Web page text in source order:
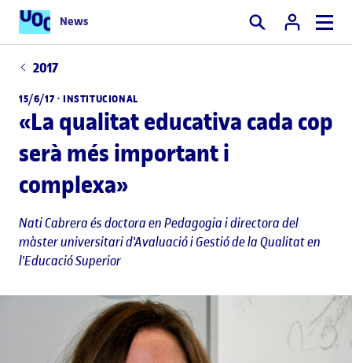
News Cercar
2017
15/6/17 · INSTITUCIONAL
«La qualitat educativa cada cop
serà més important i
complexa»
Nati Cabrera és doctora en Pedagogia i directora del
màster universitari d'Avaluació i Gestió de la Qualitat en
l'Educació Superior